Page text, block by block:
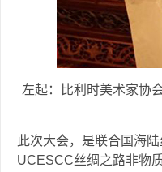
左起：比利时美术家协
此次大会，是联合国海
UCESCC丝绸之路非物